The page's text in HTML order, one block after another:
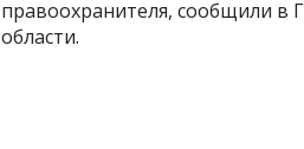
правоохранителя, сообщили в
области.